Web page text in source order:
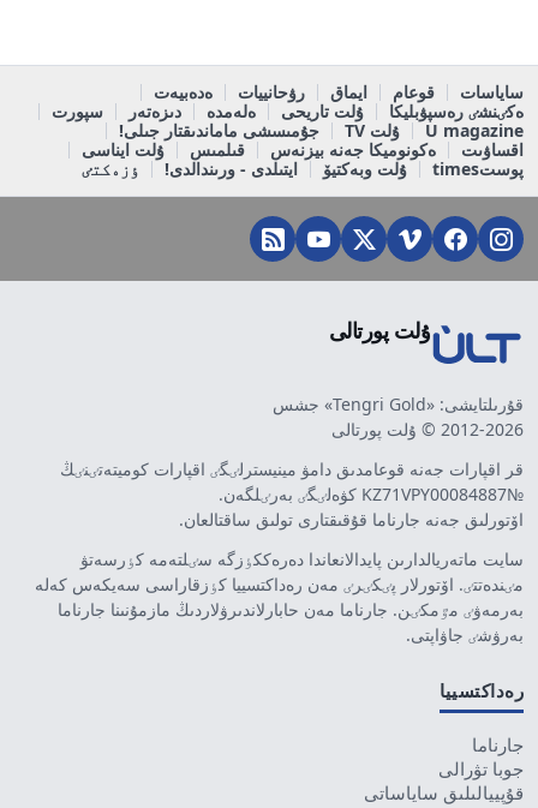
ساياسات قوعام ايماق رۋحانييات
ەدەبيەت
ەكٸنشٸ رەسپۋبليكا
ۇلت تاريحى ەلەمدە دىزەتەر
سپورت
U magazine
ۇلت TV
جۇمىسشى ماماندىقتار جىلى!
اقساۋىت
ەكونوميكا جەنە بيزنەس قىلمىس
ۇلت ايناسى
پوستtimes
ۇلت وبەكتيۆ ايتىلدى - ورىندالدى! ٶزەكتٸ
ۇلت پورتالى
قۇرىلتايشى: «Tengri Gold» جشس
2012-2026 © ۇلت پورتالى
قر اقپارات جەنە قوعامدىق دامۋ مينيسترلٸگٸ اقپارات كوميتەتٸنٸڭ
№KZ71VPY00084887 كۋەلٸگٸ بەرٸلگەن.
اۆتورلىق جەنە جارناما قۇقىقتارى تولىق ساقتالعان.
سايت ماتەريالدارىن پايدالانعاندا دەرەككٶزگە سٸلتەمە كٶرسەتۋ
مٸندەتتٸ. اۆتورلار پٸكٸرٸ مەن رەداكتسييا كٶزقاراسى سەيكەس كەلە
بەرمەۋٸ مٷمكٸن. جارناما مەن حابارلاندىرۋلاردىڭ مازمۇنىنا جارناما
بەرۋشٸ جاۋاپتى.
رەداكتسييا
جارناما
جوبا تۋرالى
قۇپييالىلىق ساياساتى